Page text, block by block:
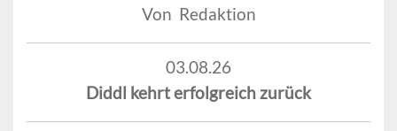
Von Redaktion
03.08.26
Diddl kehrt erfolgreich zurück